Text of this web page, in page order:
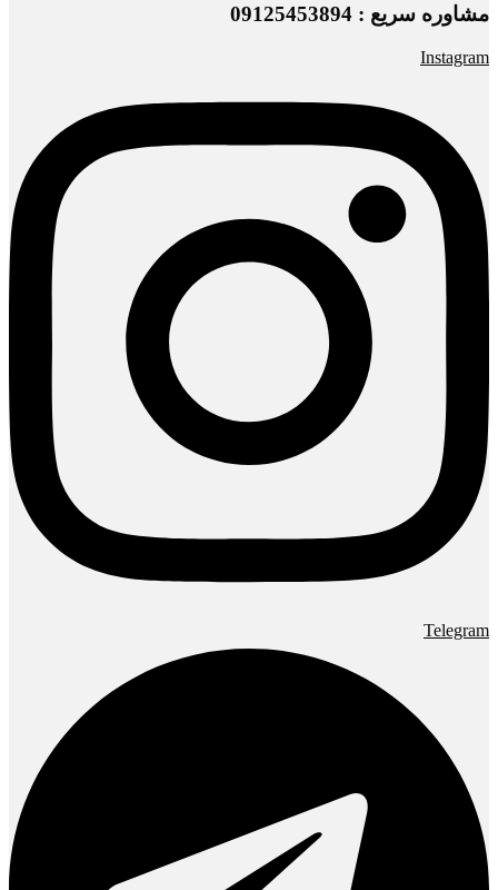
مشاوره سریع : 09125453894
Instagram
Telegram